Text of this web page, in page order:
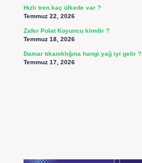
Hızlı tren kaç ülkede var ?
Temmuz 22, 2026
Zafer Polat Koyuncu kimdir ?
Temmuz 18, 2026
Damar tıkanıklığına hangi yağ iyi gelir ?
Temmuz 17, 2026